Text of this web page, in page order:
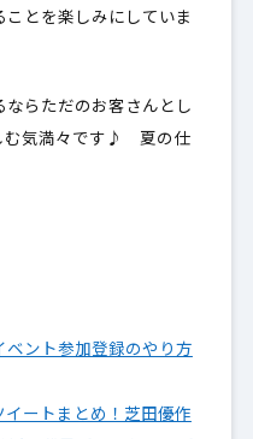
とを楽しみにしていま
らただのお客さんとし
む気満々です♪ 夏の仕
ント参加登録のやり方
ートまとめ！芝田優作